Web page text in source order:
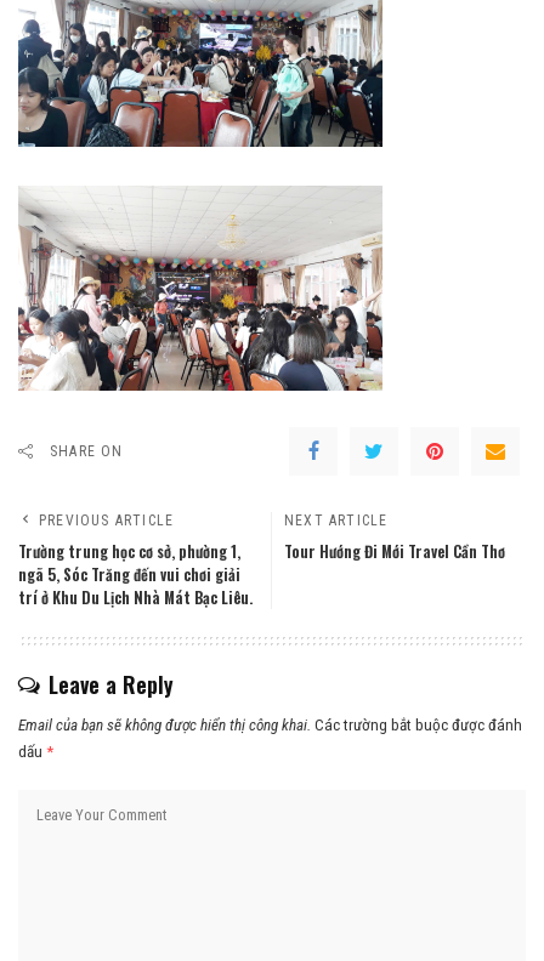
SHARE ON
PREVIOUS ARTICLE
Trường trung học cơ sở, phường 1,
ngã 5, Sóc Trăng đến vui chơi giải
trí ở Khu Du Lịch Nhà Mát Bạc Liêu.
NEXT ARTICLE
Tour Hướng Đi Mới Travel Cần Thơ
Leave a Reply
Email của bạn sẽ không được hiển thị công khai. Các trường bắt buộc được đánh
dấu *